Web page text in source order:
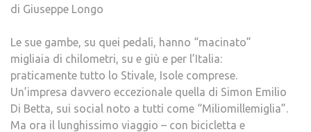
di Giuseppe Longo
Le sue gambe, su quei pedali, hanno “macinato”
migliaia di chilometri, su e giù e per l’Italia:
praticamente tutto lo Stivale, Isole comprese.
Un’impresa davvero eccezionale quella di Simon Emilio
Di Betta, sui social noto a tutti come “Miliomillemiglia”.
Ma ora il lunghissimo viaggio – con bicicletta e